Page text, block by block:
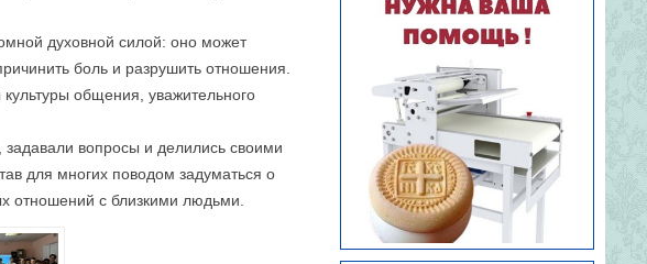
духовной силой: оно может
боль и разрушить отношения.
общения, уважительного
вопросы и делились своими
для многих поводом задуматься о
отношений с близкими людьми.